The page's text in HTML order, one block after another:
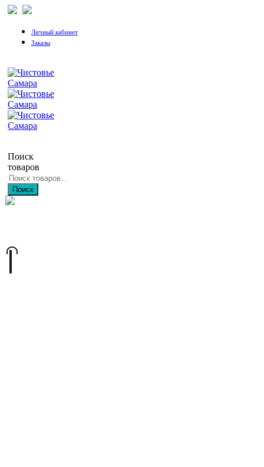
Личный кабинет
Заказы
Поиск
товаров
Поиск
+7 (927) 692-85-83